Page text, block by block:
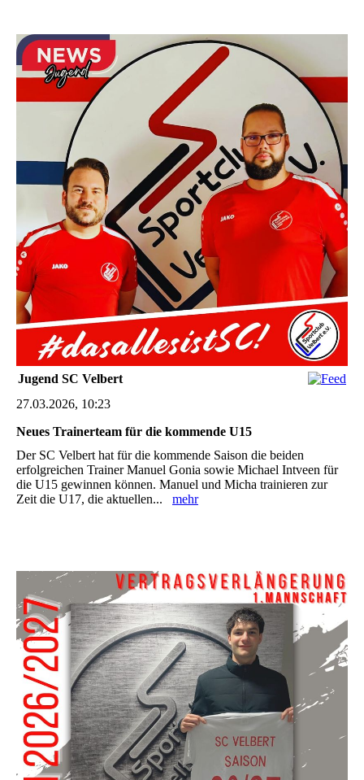
Jugend SC Velbert
27.03.2026, 10:23
Neues Trainerteam für die kommende U15
Der SC Velbert hat für die kommende Saison die beiden
erfolgreichen Trainer Manuel Gonia sowie Michael Intveen für
die U15 gewinnen können. Manuel und Micha trainieren zur
Zeit die U17, die aktuellen... mehr